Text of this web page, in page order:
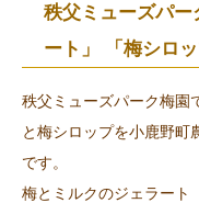
秩父ミューズパー
ート」 「梅シロッ
秩父ミューズパーク梅園
と梅シロップを小鹿野町
です。
梅とミルクのジェラート